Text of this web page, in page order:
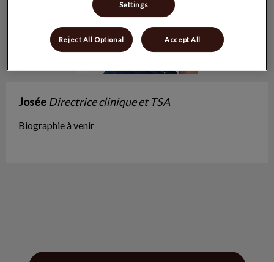
Josée Directrice clinique et TSA
Biographie à venir
Settings
Reject All Optional Accept All